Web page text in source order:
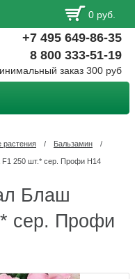
0 руб.
+7 495 649-86-35
8 800 333-51-19
заказ 300 руб
растения / Бальзамин /
F1 250 шт.* сер. Профи Н14
Блаш
сер. Профи